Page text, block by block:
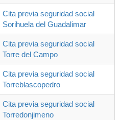
Cita previa seguridad social
Sorihuela del Guadalimar
Cita previa seguridad social
Torre del Campo
Cita previa seguridad social
Torreblascopedro
Cita previa seguridad social
Torredonjimeno